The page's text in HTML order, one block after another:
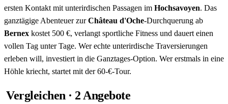
ersten Kontakt mit unterirdischen Passagen im Hochsavoyen. Das
ganztägige Abenteuer zurChâteau d'Oche-Durchquerung ab
Bernex kostet 500 €, verlangt sportliche Fitness und dauert einen
vollen Tag unter Tage. Wer echte unterirdische Traversierungen
erleben will, investiert in die Ganztages-Option. Wer erstmals in eine
Höhle kriecht, startet mit der 60-€-Tour.
Vergleichen · 2 Angebote